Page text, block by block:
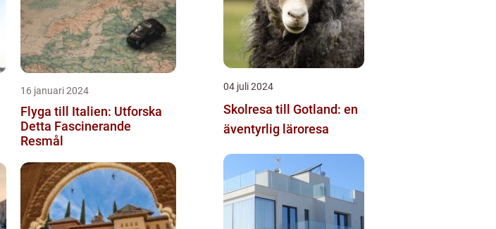
16 januari 2024
Flyga till Italien: Utforska
Detta Fascinerande
Resmål
04 juli 2024
Skolresa till Gotland: en
äventyrlig läroresa